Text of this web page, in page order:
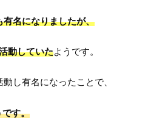
名になりましたが、
動していたようです。
し有名になったことで、
です。